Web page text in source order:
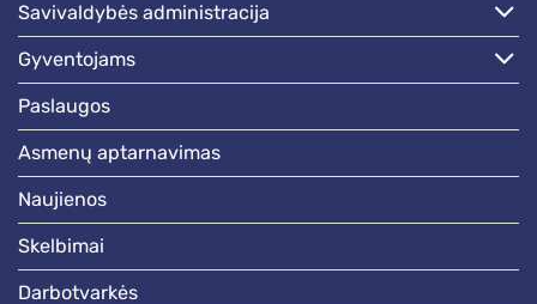
savivaldybės administracija
gyventojams
paslaugos
asmenų aptarnavimas
naujienos
skelbimai
darbotvarkės